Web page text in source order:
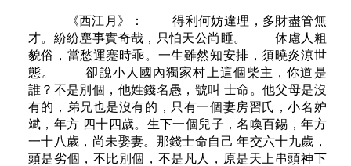
《西江月》： 得利何妨違理，多財盡管無
才。紛紛塵事實奇哉，只怕天公尚睡。 休慮人粗
貌俗，當愁運蹇時乖。一生雖然知安排，須曉炎涼世
態。 卻說小人國內獨家村上這個柴主，你道是
誰？不是別個，他姓錢名愚，號叫 士命。他父母是沒
有的，弟兄也是沒有的，只有一個妻房習氏，小名妒
斌，年方 四十四歲。生下一個兒子，名喚百錫，年方
一十八歲，尚未娶妻。那錢士命自己 年交六十九歲，
頭是劣個，不比別個，不是凡人，原是天上串頭神下